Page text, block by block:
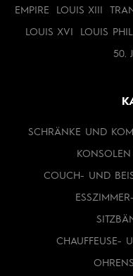
EMPIRE LOUIS XIII
LOUIS XVI LOUIS
50.
SCHRÄNKE UND
COUCH- UND
CHAUFFEUSE-